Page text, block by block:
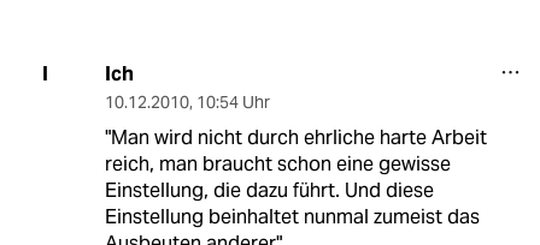
I Ich
10.12.2010, 10:54 Uhr
"Man wird nicht durch ehrliche harte Arbeit
reich, man braucht schon eine gewisse
Einstellung, die dazu führt. Und diese
Einstellung beinhaltet nunmal zumeist das